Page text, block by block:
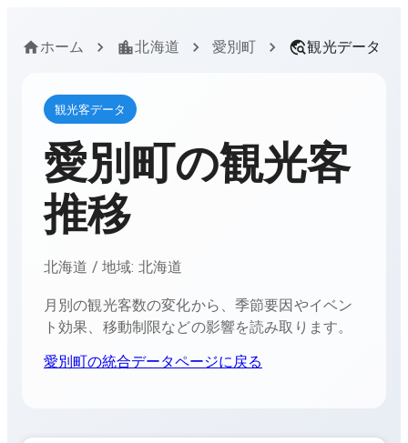
ホーム 北海道 愛別町 観光データ
観光客データ
愛別町の観光客
推移
北海道 / 地域: 北海道
月別の観光客数の変化から、季節要因やイベン
ト効果、移動制限などの影響を読み取ります。
愛別町の統合データページに戻る